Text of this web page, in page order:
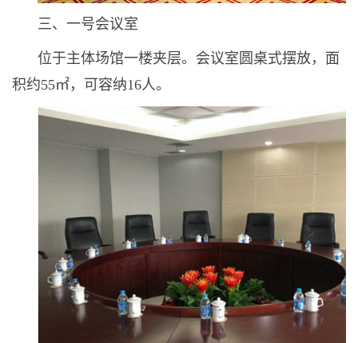
三、一号会议室
位于主体场馆一楼夹层。会议室圆桌式摆放，面
积约55㎡，可容纳16人。